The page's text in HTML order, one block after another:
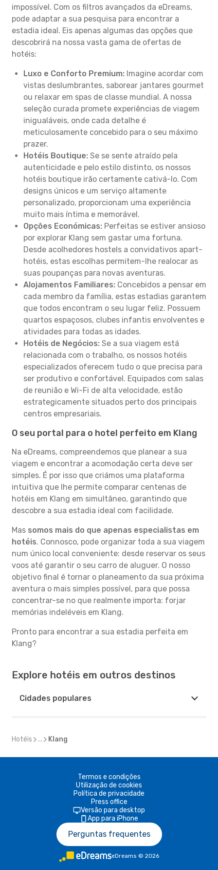
impossível. Com os filtros avançados da eDreams,
pode adaptar a sua pesquisa para encontrar a
estadia ideal. Eis apenas algumas das opções que
descobrirá na nossa vasta gama de ofertas de
hotéis:
Luxo e Conforto Premium: Imagine acordar com
vistas deslumbrantes, saborear jantares gourmet
ou relaxar em spas de classe mundial. A nossa
seleção curada promete experiências de viagem
inigualáveis, onde cada detalhe é
meticulosamente concebido para o seu máximo
prazer.
Hotéis Boutique: Se se sente atraído pela
autenticidade e pelo estilo distinto, os nossos
hotéis boutique irão certamente cativá-lo. Com
designs únicos e um serviço altamente
personalizado, proporcionam uma experiência
muito mais íntima e memorável.
Opções Económicas: Perfeitas se estiver ansioso
por explorar Klang sem gastar uma fortuna.
Desde acolhedores hostels a convidativos apart-
hotéis, estas escolhas permitem-lhe realocar as
suas poupanças para novas aventuras.
Alojamentos Familiares: Concebidos a pensar em
cada membro da família, estas estadias garantem
que todos encontram o seu lugar feliz. Possuem
quartos espaçosos, clubes infantis envolventes e
atividades para todas as idades.
Hotéis de Negócios: Se a sua viagem está
relacionada com o trabalho, os nossos hotéis
especializados oferecem tudo o que precisa para
ser produtivo e confortável. Equipados com salas
de reunião e Wi-Fi de alta velocidade, estão
estrategicamente situados perto dos principais
centros empresariais.
O seu portal para o hotel perfeito em Klang
Na eDreams, compreendemos que planear a sua
viagem e encontrar a acomodação certa deve ser
simples. É por isso que criámos uma plataforma
intuitiva que lhe permite comparar centenas de
hotéis em Klang em simultâneo, garantindo que
descobre a sua estadia ideal com facilidade.
Mas somos mais do que apenas especialistas em
hotéis. Connosco, pode organizar toda a sua viagem
num único local conveniente: desde reservar os seus
voos até garantir o seu carro de aluguer. O nosso
objetivo final é tornar o planeamento da sua próxima
aventura o mais simples possível, para que possa
concentrar-se no que realmente importa: forjar
memórias indeléveis em Klang.
Pronto para encontrar a sua estadia perfeita em
Klang?
Explore hotéis em outros destinos
Cidades populares
Hotéis ... Klang
Termos e condições
Utilização de cookies
Política de privacidade
Press office
Versão para desktop
App para iPhone
Perguntas frequentes
eDreams © 2026